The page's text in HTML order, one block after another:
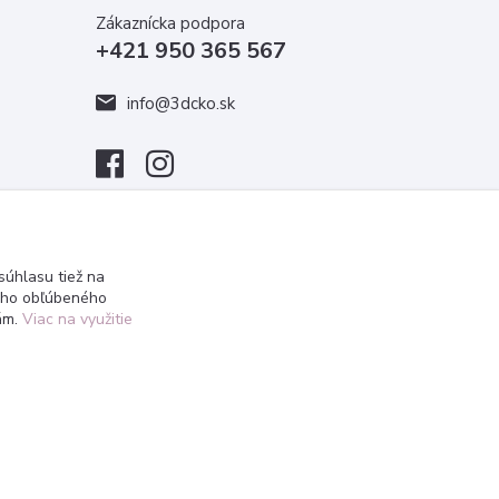
Zákaznícka podpora
+421 950 365 567
info@3dcko.sk
tiež na
obľúbeného
Viac na využitie